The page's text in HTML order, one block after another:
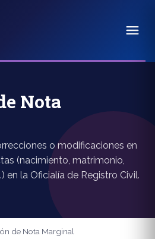
Nota
o modificaciones en
(nacimiento, matrimonio,
en la Oficialía de Registro Civil.
de Nota Marginal